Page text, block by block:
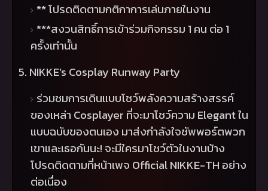
**โปรดติดตามกติกาการเล่นภายในงาน
***สงวนสิทธิ์การเข้าร่วมกิจกรรม 1 คน ต่อ 1
ครั้งเท่านั้น
5. NIKKE’s Cosplay Runway Party
ร่วมชมการเดินแบบโชว์พลังความสร้างสรรค์
ของเหล่า Cosplayer ที่จะมาโชว์ความ Elegantใน
แบบฉบับของตนเอง มาส่งกำลังใจซัพพอร์ตพวก
เขาและเธอกันนะ! จะมีใครมาโชว์ตัวในงานบ้าง
โปรดติดตามที่หน้าเพจ Official NIKKE-TH อย่าง
ต่อเนื่อง